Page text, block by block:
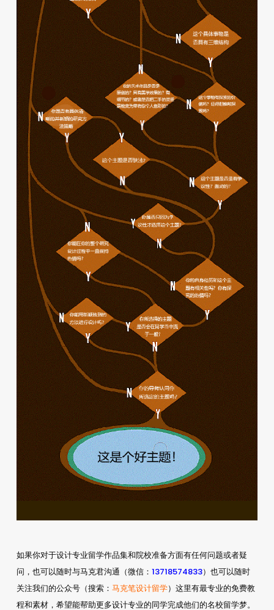
如果你对于设计专业留学作品集和院校准备方面有任何问题或者疑
问，也可以随时与马克君沟通（微信： 13718574833）也可以随时
关注我们的公众号（搜索： 马克笔设计留学）这里有最专业的免费教
程和素材，希望能帮助更多设计专业的同学完成他们的名校留学梦。